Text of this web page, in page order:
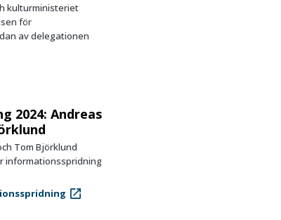
kulturministeriet
för
av delegationen
2024: Andreas
Tom Björklund
informationsspridning